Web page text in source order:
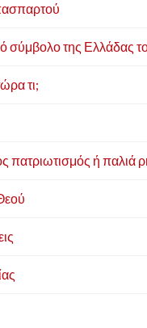
σύμβολο της Ελλάδας
τι;
πατριωτισμός ή παλιά